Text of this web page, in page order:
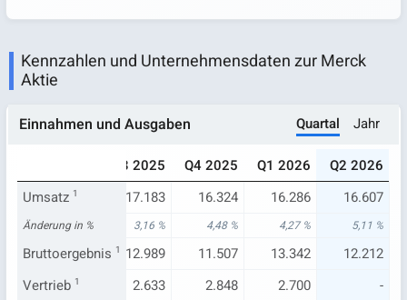
Kennzahlen und Unternehmensdaten zur Merck
Aktie
Einnahmen und Ausgaben Quartal Jahr
Q3 2025 Q4 2025 Q1 2026
Q2 2026
Umsatz 1
15.800 17.183 16.324 16.286 16.607
Änderung in %
-1,94 % 3,16 % 4,48 % 4,27 % 5,11 %
Bruttoergebnis 1
11.953 12.989 11.507 13.342
12.212
Vertrieb 1
2.633 2.633 2.848 2.700 -